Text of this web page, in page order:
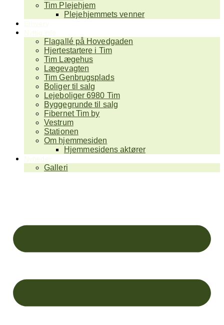
Tim Plejehjem
Plejehjemmets venner
Flagallé på Hovedgaden
Hjertestartere i Tim
Tim Lægehus
Lægevagten
Tim Genbrugsplads
Boliger til salg
Lejeboliger 6980 Tim
Byggegrunde til salg
Fibernet Tim by
Vestrum
Stationen
Om hjemmesiden
Hjemmesidens aktører
Galleri